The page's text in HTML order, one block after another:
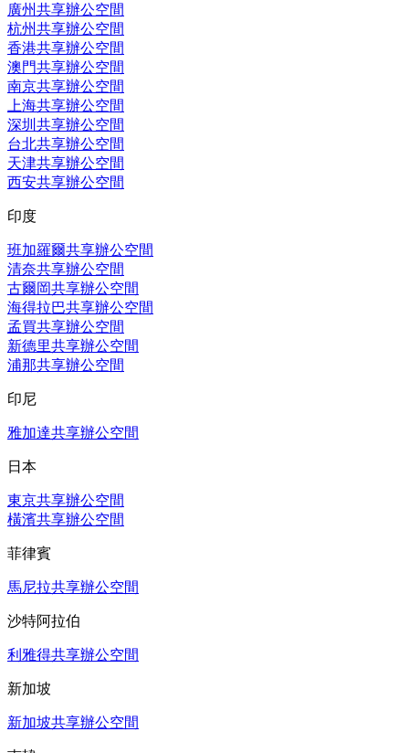
廣州共享辦公空間
杭州共享辦公空間
香港共享辦公空間
澳門共享辦公空間
南京共享辦公空間
上海共享辦公空間
深圳共享辦公空間
台北共享辦公空間
天津共享辦公空間
西安共享辦公空間
印度
班加羅爾共享辦公空間
清奈共享辦公空間
古爾岡共享辦公空間
海得拉巴共享辦公空間
孟買共享辦公空間
新德里共享辦公空間
浦那共享辦公空間
印尼
雅加達共享辦公空間
日本
東京共享辦公空間
橫濱共享辦公空間
菲律賓
馬尼拉共享辦公空間
沙特阿拉伯
利雅得共享辦公空間
新加坡
新加坡共享辦公空間